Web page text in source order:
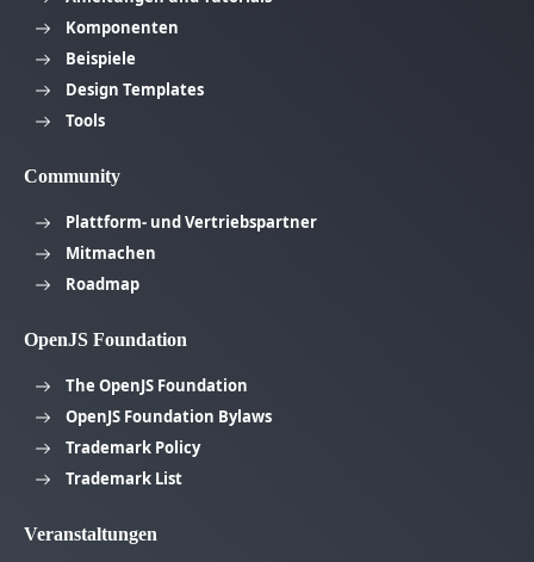
Komponenten
Beispiele
Design Templates
Tools
Community
Plattform- und Vertriebspartner
Mitmachen
Roadmap
OpenJS Foundation
The OpenJS Foundation
OpenJS Foundation Bylaws
Trademark Policy
Trademark List
Veranstaltungen